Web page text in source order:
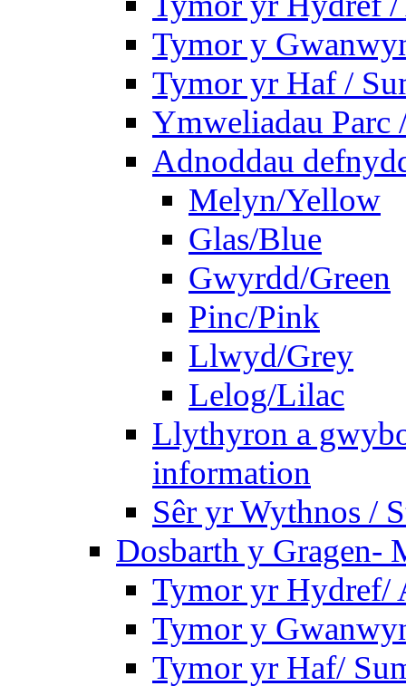
Tymor y
Tymor yr Haf /
Ymweliadau Parc
Adnoddau
Melyn/Yellow
Glas/Blue
Gwyrdd/Green
Pinc/Pink
Llwyd/Grey
Lelog/Lilac
Llythyron a
information
Sêr yr Wythnos /
Dosbarth y Gragen-
Tymor yr Hydref/
Tymor y
Tymor yr Haf/